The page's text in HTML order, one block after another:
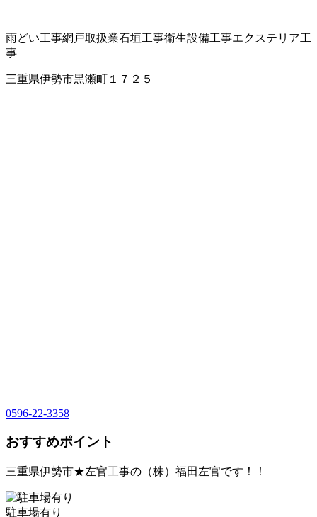
雨どい工事網戸取扱業石垣工事衛生設備工事エクステリア工
事
三重県伊勢市黒瀬町１７２５
0596-22-3358
おすすめポイント
三重県伊勢市★左官工事の（株）福田左官です！！
駐車場有り